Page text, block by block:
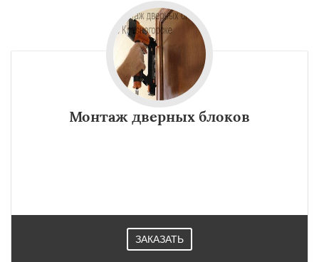
Монтаж дверных блоков
ЗАКАЗАТЬ